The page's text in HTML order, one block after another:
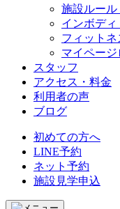
施設ルール
インボディ
フィットネ
マイページ
スタッフ
アクセス・料金
利用者の声
ブログ
初めての方へ
LINE予約
ネット予約
施設見学申込